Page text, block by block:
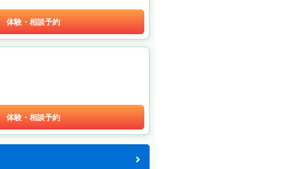
体験・相談予約
体験・相談予約